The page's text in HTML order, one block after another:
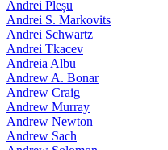
Andrei Pleșu
Andrei S. Markovits
Andrei Schwartz
Andrei Tkacev
Andreia Albu
Andrew A. Bonar
Andrew Craig
Andrew Murray
Andrew Newton
Andrew Sach